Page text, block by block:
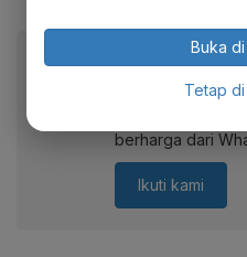
Berita
berharga dari
Ikuti kami
Buka
Tetap